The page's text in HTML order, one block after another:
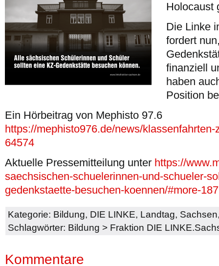
Holocaust
Die Linke
fordert
finanziell
haben
Position
Ein Hörbeitrag von Mephisto 97.6
https://mephisto976.de/news/
64574
Aktuelle Pressemitteilung unter https://
saechsischen-schuelerinnen-und-schueler-
gedenkstaette-besuchen-koennen/#more-
Kategorie: Bildung, DIE LINKE, Landtag, Sachsen
Schlagwörter: Bildung > Fraktion DIE
Kommentare